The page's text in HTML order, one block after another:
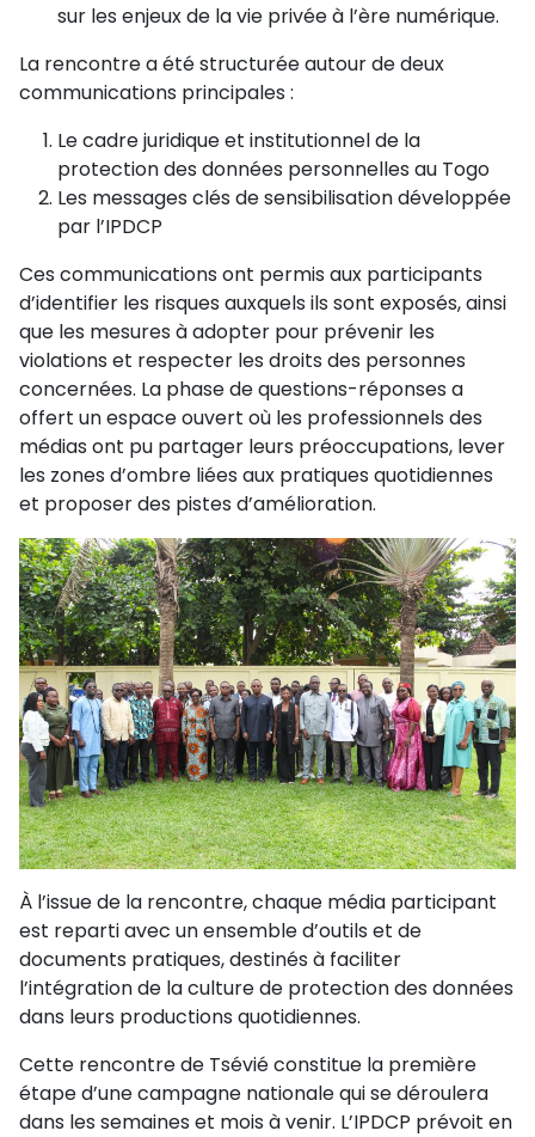
sur les enjeux de la vie privée à l’ère numérique.
La rencontre a été structurée autour de deux
communications principales :
Le cadre juridique et institutionnel de la
protection des données personnelles au Togo
Les messages clés de sensibilisation développée
par l’IPDCP
Ces communications ont permis aux participants
d’identifier les risques auxquels ils sont exposés, ainsi
que les mesures à adopter pour prévenir les
violations et respecter les droits des personnes
concernées. La phase de questions-réponses a
offert un espace ouvert où les professionnels des
médias ont pu partager leurs préoccupations, lever
les zones d’ombre liées aux pratiques quotidiennes
et proposer des pistes d’amélioration.
À l’issue de la rencontre, chaque média participant
est reparti avec un ensemble d’outils et de
documents pratiques, destinés à faciliter
l’intégration de la culture de protection des données
dans leurs productions quotidiennes.
Cette rencontre de Tsévié constitue la première
étape d’une campagne nationale qui se déroulera
dans les semaines et mois à venir. L’IPDCP prévoit en